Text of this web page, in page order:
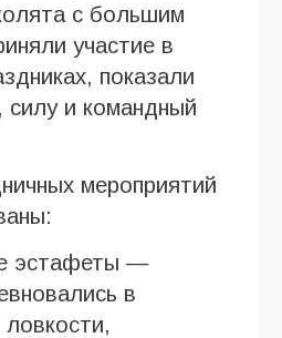
с большим
участие в
показали
силу и командный
мероприятий
эстафеты —
в